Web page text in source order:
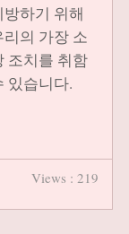
하기 위해
의 가장 소
조치를 취함
있습니다.
Views : 219